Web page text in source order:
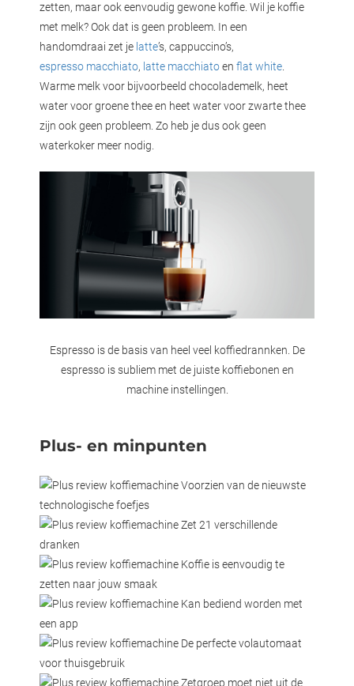
zetten, maar ook eenvoudig gewone koffie. Wil je koffie
met melk? Ook dat is geen probleem. In een
handomdraai zet je latte’s, cappuccino’s,
espresso macchiato, latte macchiatoen flat white
Warme melk voor bijvoorbeeld chocolademelk, heet
water voor groene thee en heet water voor zwarte thee
zijn ook geen probleem. Zo heb je dus ook geen
waterkoker meer nodig.
Espresso is de basis van heel veel koffiedrannken. De
espresso is subliem met de juiste koffiebonen en
machine instellingen.
Plus- en minpunten
Voorzien van de nieuwste
technologische foefjes
Zet 21 verschillende
dranken
Koffie is eenvoudig te
zetten naar jouw smaak
Kan bediend worden met
een app
De perfecte volautomaat
voor thuisgebruik
Zetgroep moet niet uit de